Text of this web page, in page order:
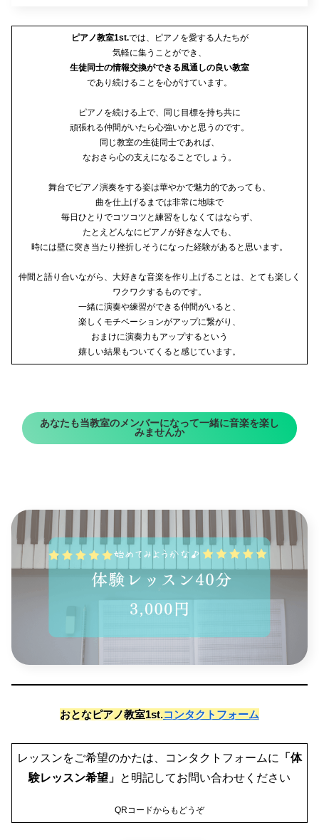
ピアノ教室1st.では、ピアノを愛する人たちが
気軽に集うことができ、
生徒同士の情報交換ができる風通しの良い教室
であり続けることを心がけています。
ピアノを続ける上で、同じ目標を持ち共に
頑張れる仲間がいたら心強いかと思うのです。
同じ教室の生徒同士であれば、
なおさら心の支えになることでしょう。
舞台でピアノ演奏をする姿は華やかで魅力的であっても、
曲を仕上げるまでは非常に地味で
毎日ひとりでコツコツと練習をしなくてはならず、
たとえどんなにピアノが好きな人でも、
時には壁に突き当たり挫折しそうになった経験があると思います。
仲間と語り合いながら、大好きな音楽を作り上げることは、とても楽しく
ワクワクするものです。
一緒に演奏や練習ができる仲間がいると、
楽しくモチベーションがアップに繋がり、
おまけに演奏力もアップするという
嬉しい結果もついてくると感じています。
あなたも当教室のメンバーになって一緒に音楽を楽し
みませんか
おとなピアノ教室1st.コンタクトフォーム
レッスンをご希望のかたは、コンタクトフォームに
「体
験レッスン希望」 と明記してお問い合わせください
QRコードからもどうぞ